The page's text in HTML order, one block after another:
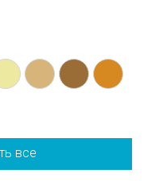
все